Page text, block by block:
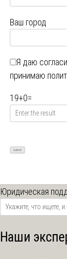
Ваш город
Я даю
принимаю
19+0=
Юридическая
Наши